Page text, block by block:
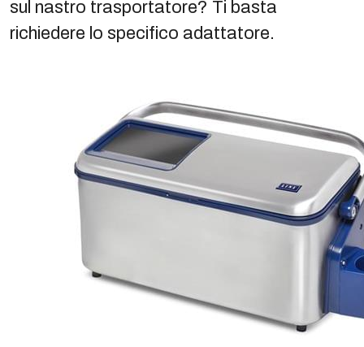
sul nastro trasportatore? Ti basta
richiedere lo specifico adattatore.